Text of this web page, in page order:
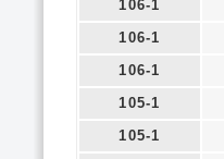
106-1
106-1
106-1
105-1
105-1